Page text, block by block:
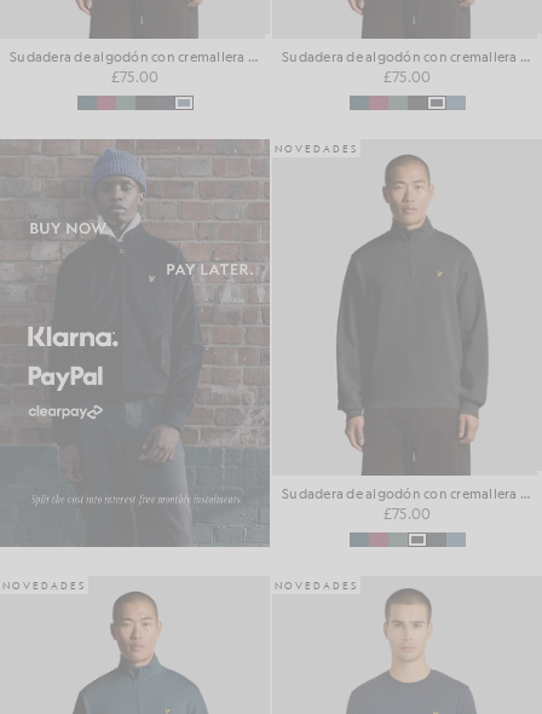
Sudadera de algodón con cremallera de 1/4 para el día a día
£75.00
Sudadera de algodón con cremallera de 1/4 para el día a día
£75.00
NOVEDADES
Sudadera de algodón con cremallera de 1/4 para el día a día
£75.00
NOVEDADES NOVEDADES